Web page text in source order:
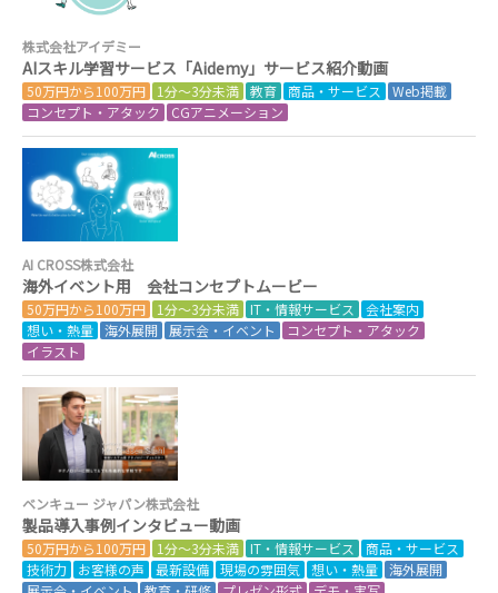
株式会社アイデミー
AIスキル学習サービス「Aidemy」サービス紹介動画
50万円から100万円 1分～3分未満 教育 商品・サービス
Web掲載
コンセプト・アタック
CGアニメーション
AI CROSS株式会社
海外イベント用 会社コンセプトムービー
50万円から100万円 1分～3分未満 IT・情報サービス
会社案内
想い・熱量 海外展開 展示会・イベント
コンセプト・アタック
イラスト
ベンキュー ジャパン株式会社
製品導入事例インタビュー動画
50万円から100万円 1分～3分未満 IT・情報サービス
商品・サービス
技術力
お客様の声 最新設備 現場の雰囲気 想い・熱量 海外展開